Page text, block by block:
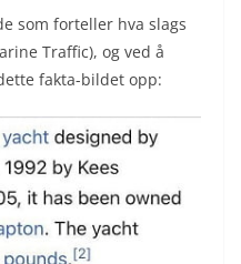
som forteller hva slags
Traffic), og ved å
fakta-bildet opp: